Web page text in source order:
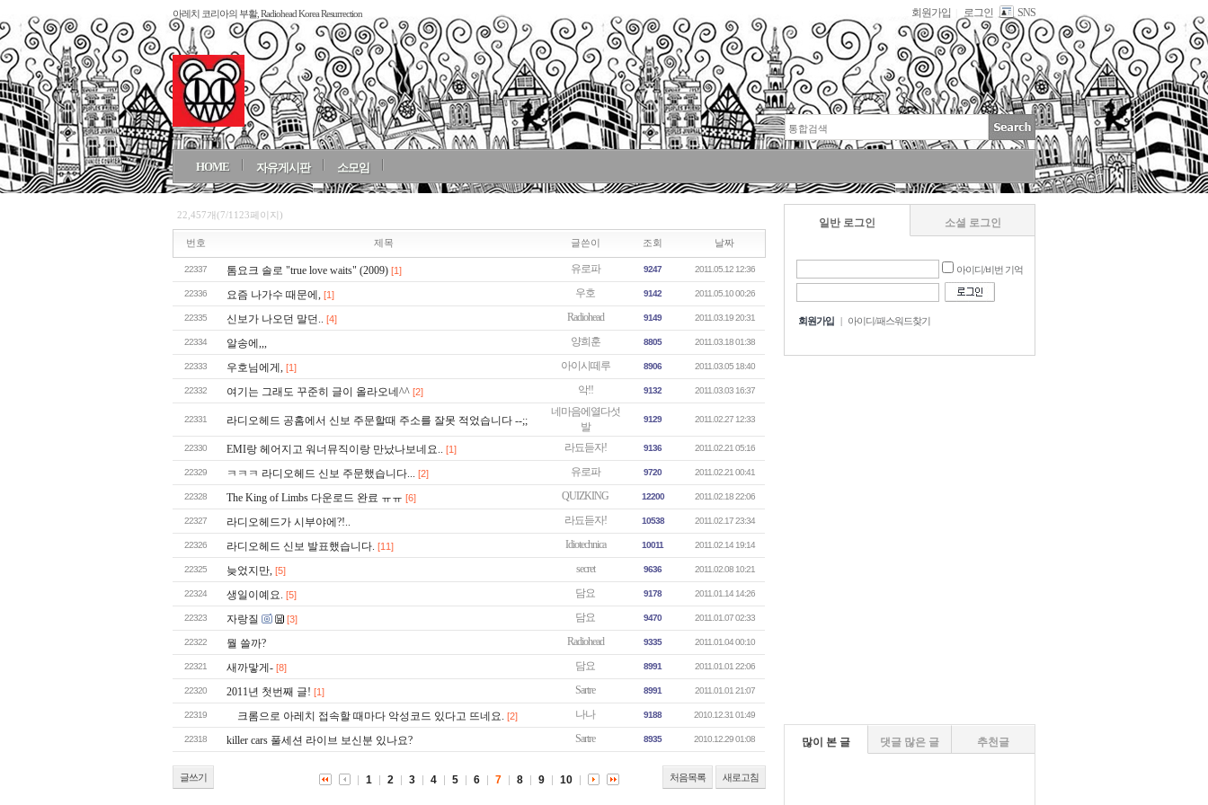
아레치 코리아의 부활, Radiohead Korea Resurrection 회원가입 로그인 SNS
HOME 자유게시판 소모임
22,457개(7/1123페이지)
번호 제목 글쓴이 조회 날짜
22337 톰요크 솔로 "true love waits" (2009) [1] 유로파 9247 2011.05.12 12:36
22336 요즘 나가수 때문에, [1] 우호 9142 2011.05.10 00:26
22335 신보가 나오던 말던.. [4] Radiohead 9149 2011.03.19 20:31
22334 알송에,,, 양희훈 8805 2011.03.18 01:38
22333 우호님에게, [1] 아이시떼루 8906 2011.03.05 18:40
22332 여기는 그래도 꾸준히 글이 올라오네^^ [2] 악!! 9132 2011.03.03 16:37
22331 라디오헤드 공홈에서 신보 주문할때 주소를 잘못 적었습니다 --;;
네마음에열다섯
발
9129 2011.02.27 12:33
22330 EMI랑 헤어지고 워너뮤직이랑 만났나보네요.. [1] 라됴듣자! 9136 2011.02.21 05:16
22329 ㅋㅋㅋ 라디오헤드 신보 주문했습니다... [2] 유로파 9720 2011.02.21 00:41
22328 The King of Limbs 다운로드 완료 ㅠㅠ [6] QUIZKING 12200 2011.02.18 22:06
22327 라디오헤드가 시부야에?!.. 라됴듣자! 10538 2011.02.17 23:34
22326 라디오헤드 신보 발표했습니다. [11] Idiotechnica 10011 2011.02.14 19:14
22325 늦었지만, [5] secret 9636 2011.02.08 10:21
22324 생일이예요. [5] 담요 9178 2011.01.14 14:26
22323 자랑질 [3] 담요 9470 2011.01.07 02:33
22322 뭘 쓸까? Radiohead 9335 2011.01.04 00:10
22321 새까맣게- [8] 담요 8991 2011.01.01 22:06
22320 2011년 첫번째 글! [1] Sartre 8991 2011.01.01 21:07
22319 크롬으로 아레치 접속할 때마다 악성코드 있다고 뜨네요. [2] 나나 9188 2010.12.31 01:49
22318 killer cars 풀세션 라이브 보신분 있나요? Sartre 8935 2010.12.29 01:08
글쓰기 처음목록 새로고침
1 2 3 4 5 6 7 8 9 10
일반 로그인 소셜 로그인
아이디/비번 기억
회원가입 | 아이디/패스워드찾기
많이 본 글 댓글 많은 글 추천글